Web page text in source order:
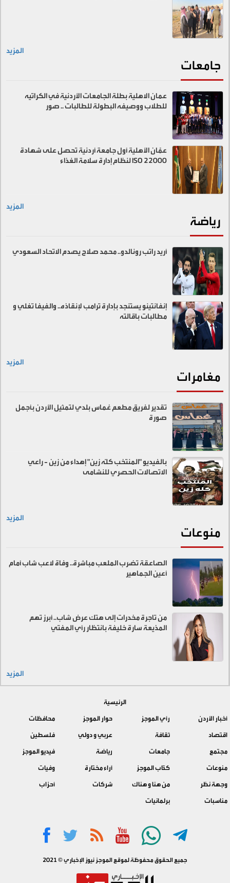
المزيد
جامعات
عمان الاهلية بطلة الجامعات الأردنية في الكراتيه
للطلاب ووصيفه البطولة للطالبات .. صور
عمّان الأهلية أول جامعة أردنية تحصل على شهادة
ISO 22000 لنظام إدارة سلامة الغذاء
المزيد
رياضة
أريد راتب رونالدو.. محمد صلاح يصدم الاتحاد السعودي
إنفانتينو يستنجد بإدارة ترامب لإنقاذه.. والفيفا تغلي و
مطالبات باقالته
المزيد
مغامرات
تقدير لفريق مطعم غماس بلدي لتمثيل الأردن بأجمل
صورة
بالفيديو "المنتخب كلّه زين" إهداء من زين - راعي
الاتصالات الحصري للنشامى
المزيد
منوعات
الصاعقة تضرب الملعب مباشرة.. وفاة لاعب شاب أمام
أعين الجماهير
من تاجرة مخدرات إلى هتك عرض شاب.. أبرز تهم
المذيعة سارة خليفة بانتظار رأي المفتي
المزيد
الرئيسية
أخبار الأردن
رأي الموجز حوار الموجز
محافظات
اقتصاد
ثقافة عربي و دولي
فلسطين
مجتمع
جامعات رياضة
فيديو الموجز
منوعات
كتّاب الموجز آراء مختارة
وفيات
وجهة نظر
من هنا و هناك شركات
أحزاب
مناسبات
برلمانيات
جميع الحقوق محفوظة لموقع الموجز نيوز الإخباري © 2021